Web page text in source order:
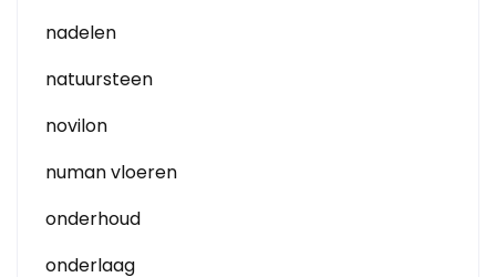
nadelen
natuursteen
novilon
numan vloeren
onderhoud
onderlaag